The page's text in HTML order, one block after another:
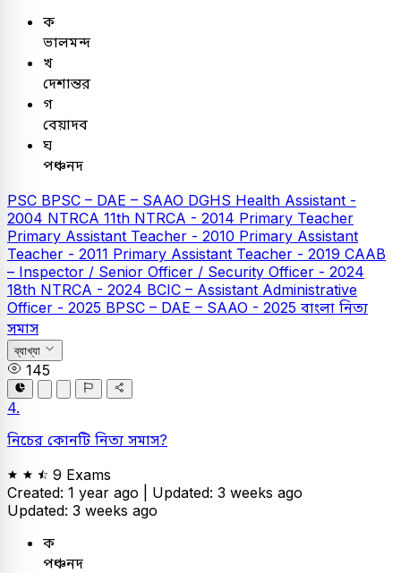
ক
ভালমন্দ
খ
দেশান্তর
গ
বেয়াদব
ঘ
পঞ্চনদ
PSC BPSC – DAE – SAAO DGHS Health Assistant -
2004 NTRCA 11th NTRCA - 2014 Primary Teacher
Primary Assistant Teacher - 2010 Primary Assistant
Teacher - 2011 Primary Assistant Teacher - 2019 CAAB
– Inspector / Senior Officer / Security Officer - 2024
18th NTRCA - 2024 BCIC – Assistant Administrative
Officer - 2025 BPSC – DAE – SAAO - 2025 বাংলা নিত্য
সমাস
ব্যাখ্যা
145
4.
নিচের কোনটি নিত্য সমাস?
9 Exams
Created: 1 year ago | Updated: 3 weeks ago
Updated: 3 weeks ago
ক
পঞ্চনদ